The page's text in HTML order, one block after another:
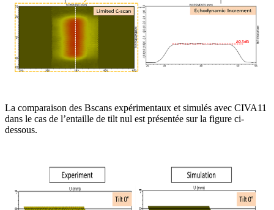
La comparaison des Bscans expérimentaux et simulés avec CIVA11
dans le cas de l’entaille de tilt nul est présentée sur la figure ci-
dessous.